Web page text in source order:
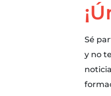
Sé
y no